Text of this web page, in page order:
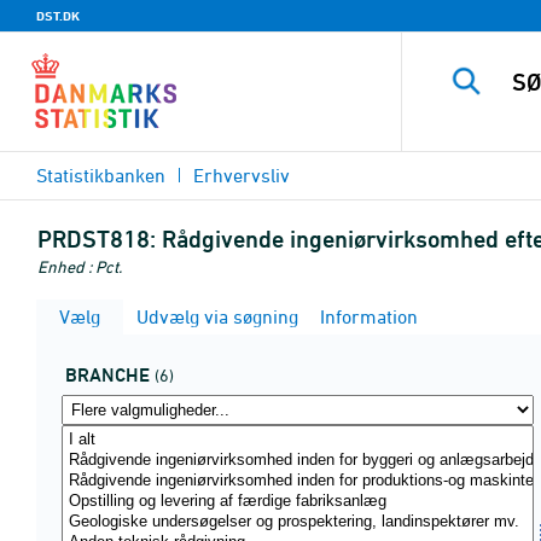
DST.DK
Statistikbanken Erhvervsliv
PRDST818: Rådgivende ingeniørvirksomhed
Enhed : Pct.
Vælg Udvælg via søgning Information
BRANCHE (6)